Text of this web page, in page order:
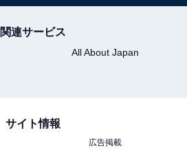
関連サービス
All About Japan
サイト情報
広告掲載